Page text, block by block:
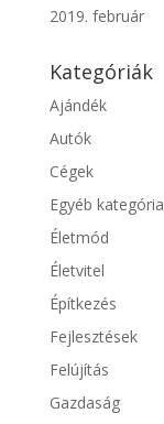
2019. február
Kategóriák
Ajándék
Autók
Cégek
Egyéb kategória
Életmód
Életvitel
Építkezés
Fejlesztések
Felújítás
Gazdaság